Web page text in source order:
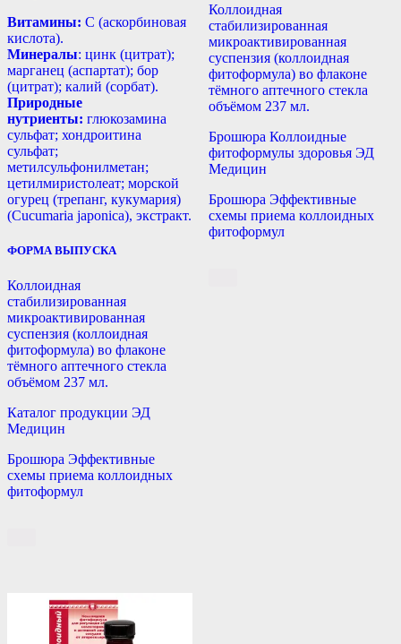
Витамины: С (аскорбиновая
кислота).
Минералы: цинк (цитрат);
марганец (аспартат); бор
(цитрат); калий (сорбат).
Природные
нутриенты: глюкозамина
сульфат; хондроитина
сульфат;
метилсульфонилметан;
цетилмиристолеат; морской
огурец (трепанг, кукумария)
(Cucumaria japonica), экстракт.
ФОРМА ВЫПУСКА
Коллоидная
стабилизированная
микроактивированная
суспензия (коллоидная
фитоформула) во флаконе
тёмного аптечного стекла
объёмом 237 мл.
Каталог продукции ЭД
Медицин
Брошюра Эффективные
схемы приема коллоидных
фитоформул
Коллоидная
стабилизированная
микроактивированная
суспензия (коллоидная
фитоформула) во флаконе
тёмного аптечного стекла
объёмом 237 мл.
Брошюра Коллоидные
фитоформулы здоровья ЭД
Медицин
Брошюра Эффективные
схемы приема коллоидных
фитоформул